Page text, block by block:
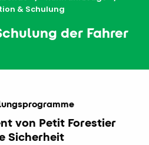
& Schulung
der Fahrer
von Petit Forestier
Sicherheit